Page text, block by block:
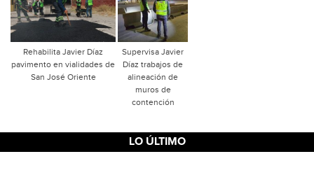
Rehabilita Javier Díaz
pavimento en vialidades de
San José Oriente
Supervisa Javier
Díaz trabajos de
alineación de
muros de
contención
LO ÚLTIMO